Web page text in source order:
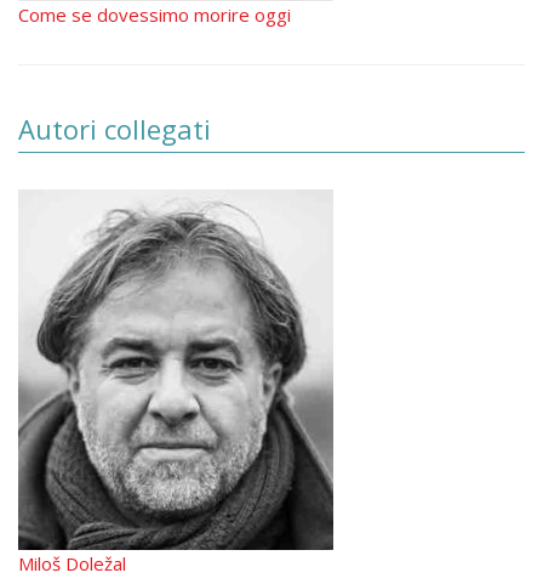
Come se dovessimo morire oggi
Autori collegati
Miloš Doležal